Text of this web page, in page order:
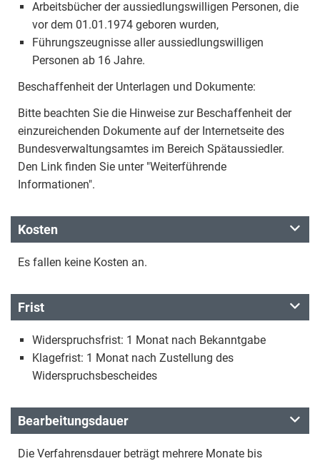
Arbeitsbücher der aussiedlungswilligen Personen, die
vor dem 01.01.1974 geboren wurden,
Führungszeugnisse aller aussiedlungswilligen
Personen ab 16 Jahre.
Beschaffenheit der Unterlagen und Dokumente:
Bitte beachten Sie die Hinweise zur Beschaffenheit der
einzureichenden Dokumente auf der Internetseite des
Bundesverwaltungsamtes im Bereich Spätaussiedler.
Den Link finden Sie unter "Weiterführende
Informationen".
Kosten
Es fallen keine Kosten an.
Frist
Widerspruchsfrist: 1 Monat nach Bekanntgabe
Klagefrist: 1 Monat nach Zustellung des
Widerspruchsbescheides
Bearbeitungsdauer
Die Verfahrensdauer beträgt mehrere Monate bis